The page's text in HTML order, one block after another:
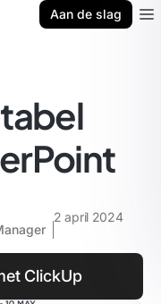
Aan de slag
2 april 2024
ClickUp